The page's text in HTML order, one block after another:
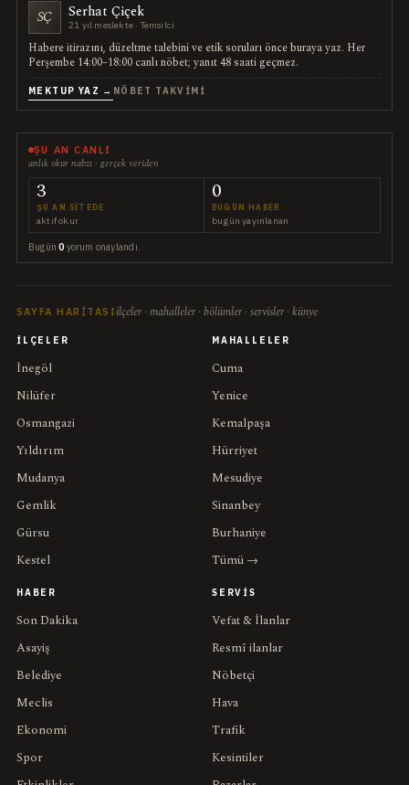
SÇ Serhat Çiçek
21 yıl meslekte · Temsilci
Habere itirazını, düzeltme talebini ve etik soruları önce buraya yaz. Her
Perşembe 14:00–18:00 canlı nöbet; yanıt 48 saati geçmez.
MEKTUP YAZ → NÖBET TAKVIMI
ŞU AN CANLI
anlık okur nabzı · gerçek veriden
3
ŞU AN SITEDE
aktif okur
0
BUGÜN HABER
bugün yayınlanan
Bugün0 yorum onaylandı.
SAYFA HARITASI ilçeler · mahalleler · bölümler · servisler · künye
İLÇELER
İnegöl
Nilüfer
Osmangazi
Yıldırım
Mudanya
Gemlik
Gürsu
Kestel
MAHALLELER
Cuma
Yenice
Kemalpaşa
Hürriyet
Mesudiye
Sinanbey
Burhaniye
Tümü →
HABER
Son Dakika
Asayiş
Belediye
Meclis
Ekonomi
Spor
SERVIS
Vefat & İlanlar
Resmî ilanlar
Nöbetçi
Hava
Trafik
Kesintiler